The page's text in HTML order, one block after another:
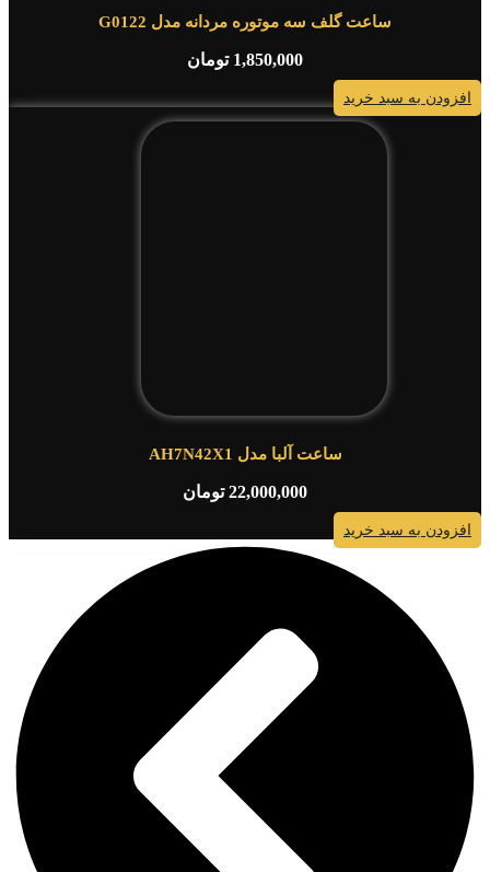
ساعت گلف سه موتوره مردانه مدل G0122
1,850,000 تومان
افزودن به سبد خرید
ساعت آلبا مدل AH7N42X1
22,000,000 تومان
افزودن به سبد خرید